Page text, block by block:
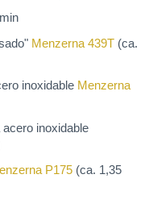
Menzerna 439T (ca.
inoxidable Menzerna
inoxidable
P175 (ca. 1,35